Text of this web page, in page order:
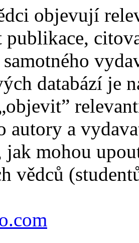
objevují
samotného
databází je
autory a
mohou
vědců